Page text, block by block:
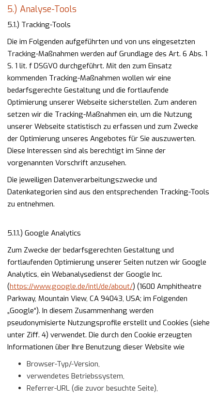
5.) Analyse-Tools
5.1.) Tracking-Tools
Die im Folgenden aufgeführten und von uns eingesetzten
Tracking-Maßnahmen werden auf Grundlage des Art. 6 Abs. 1
S. 1 lit. f DSGVO durchgeführt. Mit den zum Einsatz
kommenden Tracking-Maßnahmen wollen wir eine
bedarfsgerechte Gestaltung und die fortlaufende
Optimierung unserer Webseite sicherstellen. Zum anderen
setzen wir die Tracking-Maßnahmen ein, um die Nutzung
unserer Webseite statistisch zu erfassen und zum Zwecke
der Optimierung unseres Angebotes für Sie auszuwerten.
Diese Interessen sind als berechtigt im Sinne der
vorgenannten Vorschrift anzusehen.
Die jeweiligen Datenverarbeitungszwecke und
Datenkategorien sind aus den entsprechenden Tracking-Tools
zu entnehmen.
5.1.1.) Google Analytics
Zum Zwecke der bedarfsgerechten Gestaltung und
fortlaufenden Optimierung unserer Seiten nutzen wir Google
Analytics, ein Webanalysedienst der Google Inc.
(https://www.google.de/intl/de/about/) (1600 Amphitheatre
Parkway, Mountain View, CA 94043, USA; im Folgenden
„Google“). In diesem Zusammenhang werden
pseudonymisierte Nutzungsprofile erstellt und Cookies (siehe
unter Ziff. 4) verwendet. Die durch den Cookie erzeugten
Informationen über Ihre Benutzung dieser Website wie
Browser-Typ/-Version,
verwendetes Betriebssystem,
Referrer-URL (die zuvor besuchte Seite),